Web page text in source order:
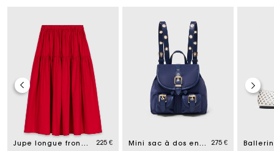
Jupe longue froncée 225 € Mini sac à dos en cuir et nylon 275 €